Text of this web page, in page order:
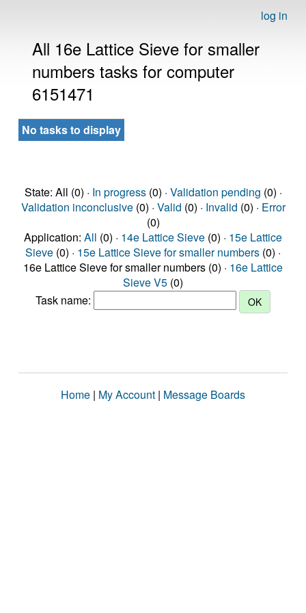
log in
All 16e Lattice Sieve for smaller
numbers tasks for computer
6151471
No tasks to display
State: All (0) · In progress(0) · Validation pending (0) ·
Validation inconclusive(0) · Valid (0) · Invalid (0) · Error
(0)
Application: All (0) · 14e Lattice Sieve (0) · 15e Lattice
Sieve (0) · 15e Lattice Sieve for smaller numbers (0) ·
16e Lattice Sieve for smaller numbers (0) · 16e Lattice
Sieve V5 (0)
Task name:
Home | My Account | Message Boards